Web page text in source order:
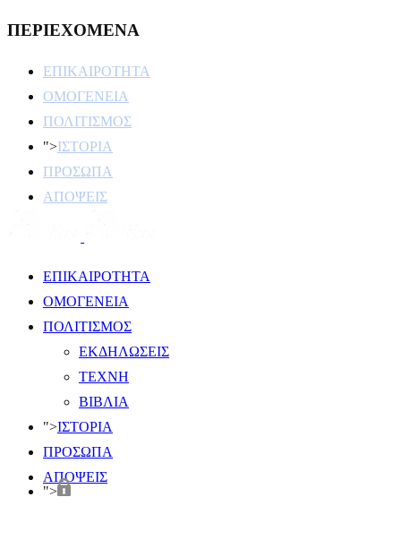
ΠΕΡΙΕΧΟΜΕΝΑ
ΕΠΙΚΑΙΡΟΤΗΤΑ
ΟΜΟΓΕΝΕΙΑ
ΠΟΛΙΤΙΣΜΟΣ
">ΙΣΤΟΡΙΑ
ΠΡΟΣΩΠΑ
ΑΠΟΨΕΙΣ
ΕΠΙΚΑΙΡΟΤΗΤΑ
ΟΜΟΓΕΝΕΙΑ
ΠΟΛΙΤΙΣΜΟΣ
ΕΚΔΗΛΩΣΕΙΣ
ΤΕΧΝΗ
ΒΙΒΛΙΑ
">ΙΣΤΟΡΙΑ
ΠΡΟΣΩΠΑ
ΑΠΟΨΕΙΣ
">